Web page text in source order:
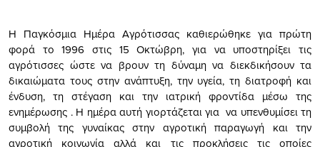
Η Παγκόσμια Ημέρα Αγρότισσας καθιερώθηκε για πρώτη
φορά το 1996 στις 15 Οκτώβρη, για να υποστηρίξει τις
αγρότισσες ώστε να βρουν τη δύναμη να διεκδικήσουν τα
δικαιώματα τους στην ανάπτυξη, την υγεία, τη διατροφή και
ένδυση, τη στέγαση και την ιατρική φροντίδα μέσω της
ενημέρωσης . Η ημέρα αυτή γιορτάζεται για να υπενθυμίσει τη
συμβολή της γυναίκας στην αγροτική παραγωγή και την
αγροτική κοινωνία αλλά και τις προκλήσεις τις οποίες